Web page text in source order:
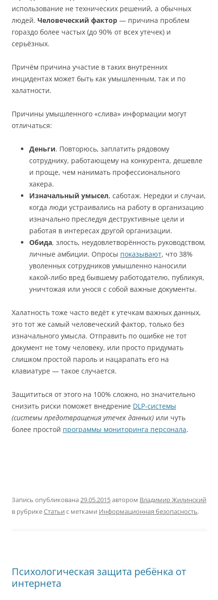
использование не технических решений, а обычных
людей. Человеческий фактор — причина проблем
гораздо более частых (до 90% от всех утечек) и
серьёзных.
Причём причина участие в таких внутренних
инцидентах может быть как умышленным, так и по
халатности.
Причины умышленного «слива» информации могут
отличаться:
Деньги. Повторюсь, заплатить рядовому
сотруднику, работающему на конкурента, дешевле
и проще, чем нанимать профессионального
хакера.
Изначальный умысел, саботаж. Нередки и случаи,
когда люди устраивались на работу в организацию
изначально преследуя деструктивные цели и
работая в интересах другой организации.
Обида, злость, неудовлетворённость руководством,
личные амбиции. Опросы показывают, что 38%
уволенных сотрудников умышленно наносили
какой-либо вред бывшему работодателю, публикуя,
уничтожая или унося с собой важные документы.
Халатность тоже часто ведёт к утечкам важных данных,
это тот же самый человеческий фактор, только без
изначального умысла. Отправить по ошибке не тот
документ не тому человеку, или просто придумать
слишком простой пароль и нацарапать его на
клавиатуре — такое случается.
Защититься от этого на 100% сложно, но значительно
снизить риски поможет внедрение DLP-системы
(системы предотвращения утечек данных) или чуть
более простой программы мониторинга персонала.
Запись опубликована 29.05.2015автором Владимир Жилинский
в рубрикеСтатьи с метками Информационная безопасность.
Психологическая защита ребёнка от
интернета